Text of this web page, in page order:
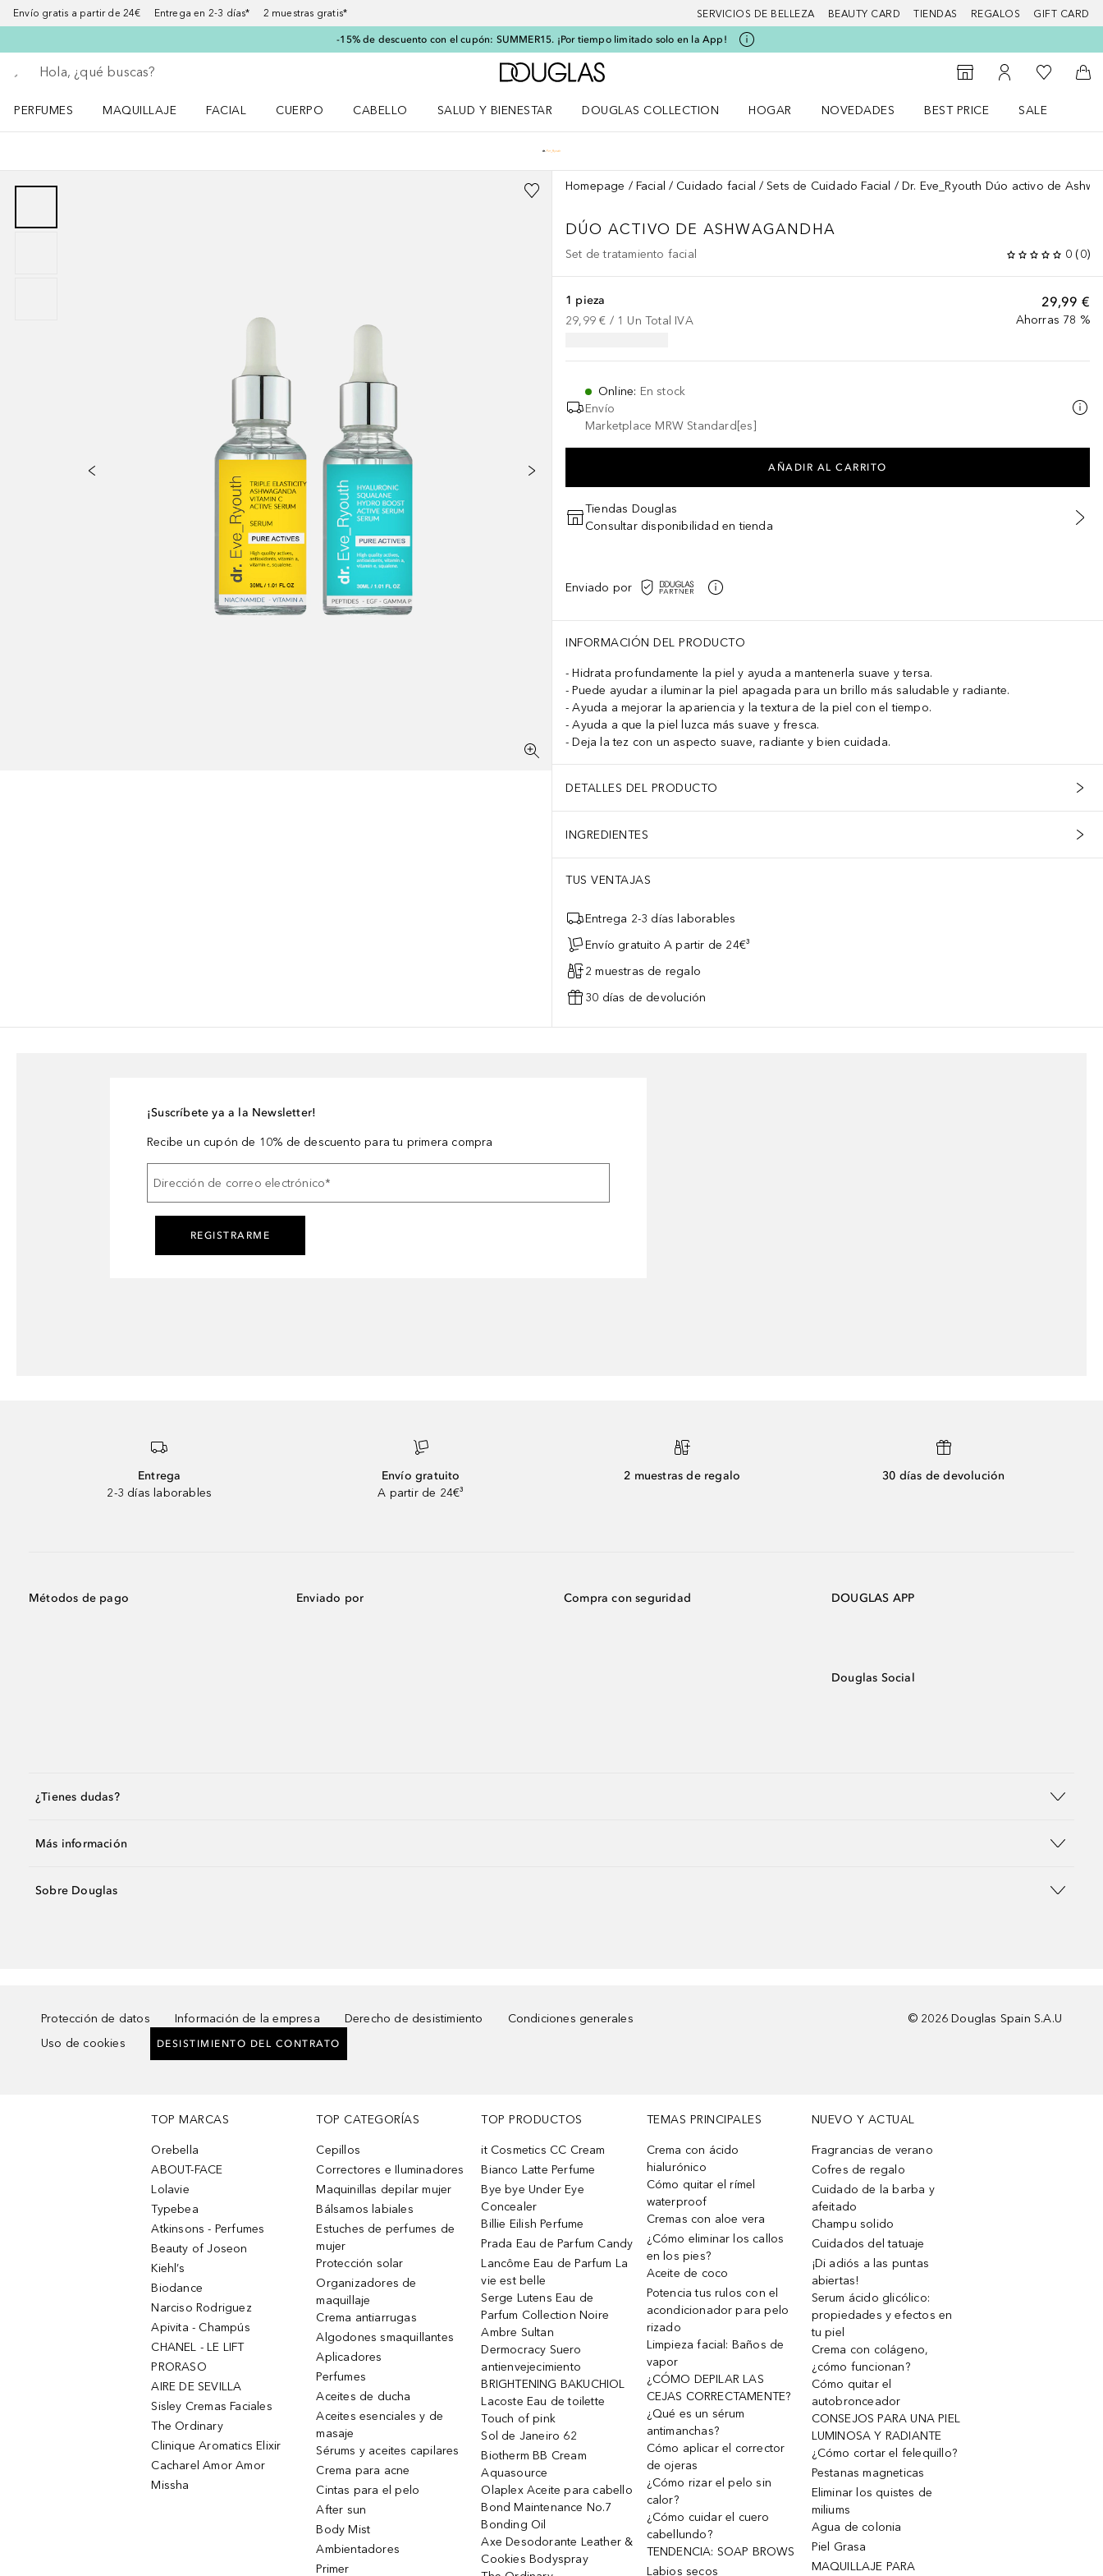
Envío gratis a partir de 24€ Entrega en 2-3 días* 2 muestras gratis* SERVICIOS DE BELLEZA BEAUTY CARD TIENDAS REGALOS GIFT CARD
-15% de descuento con el cupón: SUMMER15. ¡Por tiempo limitado solo en la App!
Regresar
Ejecutar búsqueda
A Douglas Home
Al Storefinder
Mi cuenta
Mi lista de
A
PERFUMES
MAQUILLAJE
FACIAL
CUERPO
CABELLO
SALUD Y BIENESTAR
DOUGLAS COLLECTION
HOGAR
NOVEDADES
BEST PRICE
SALE
Homepage Facial Cuidado facial Sets de Cuidado Facial Dr. Eve_Ryouth Dúo activo de
DÚO ACTIVO DE ASHWAGANDHA
Set de tratamiento facial 0 (0)
29,99 €
Ahorras 78 %
1 pieza
29,99 € / 1 Un Total IVA
Online: En stock
Envío
Marketplace MRW Standard[es]
AÑADIR AL CARRITO
Tiendas Douglas
Consultar disponibilidad en tienda
Enviado por
INFORMACIÓN DEL PRODUCTO
Hidrata profundamente la piel y ayuda a mantenerla suave y tersa.
Puede ayudar a iluminar la piel apagada para un brillo más saludable y radiante.
Ayuda a mejorar la apariencia y la textura de la piel con el tiempo.
Ayuda a que la piel luzca más suave y fresca.
Deja la tez con un aspecto suave, radiante y bien cuidada.
DETALLES DEL PRODUCTO
INGREDIENTES
TUS VENTAJAS
Entrega 2-3 días laborables
Envío gratuito A partir de 24€³
2 muestras de regalo
30 días de devolución
¡Suscríbete ya a la Newsletter!
Recibe un cupón de 10% de descuento para tu primera compra
Dirección de correo electrónico*
REGISTRARME
Entrega
2-3 días laborables
Envío gratuito
A partir de 24€³
2 muestras de regalo 30 días de devolución
Métodos de pago Enviado por Compra con seguridad DOUGLAS APP
Douglas Social
¿Tienes dudas?
Más información
Sobre Douglas
Protección de datos Información de la empresa Derecho de desistimiento
Condiciones generales
Uso de cookies
DESISTIMIENTO DEL CONTRATO
© 2026 Douglas Spain S.A.U
TOP MARCAS
Orebella
ABOUT-FACE
Lolavie
Typebea
Atkinsons - Perfumes
Beauty of Joseon
Kiehl’s
Biodance
Narciso Rodriguez
Apivita - Champús
CHANEL - LE LIFT
PRORASO
AIRE DE SEVILLA
Sisley Cremas Faciales
The Ordinary
Clinique Aromatics Elixir
Cacharel Amor Amor
Missha
TOP CATEGORÍAS
Cepillos
Correctores e Iluminadores
Maquinillas depilar mujer
Bálsamos labiales
Estuches de perfumes de
mujer
Protección solar
Organizadores de
maquillaje
Crema antiarrugas
Algodones smaquillantes
Aplicadores
Perfumes
Aceites de ducha
Aceites esenciales y de
masaje
Sérums y aceites capilares
Crema para acne
Cintas para el pelo
After sun
Body Mist
Ambientadores
Primer
TOP PRODUCTOS
it Cosmetics CC Cream
Bianco Latte Perfume
Bye bye Under Eye
Concealer
Billie Eilish Perfume
Prada Eau de Parfum Candy
Lancôme Eau de Parfum La
vie est belle
Serge Lutens Eau de
Parfum Collection Noire
Ambre Sultan
Dermocracy Suero
antienvejecimiento
BRIGHTENING BAKUCHIOL
Lacoste Eau de toilette
Touch of pink
Sol de Janeiro 62
Biotherm BB Cream
Aquasource
Olaplex Aceite para cabello
Bond Maintenance No.7
Bonding Oil
Axe Desodorante Leather &
Cookies Bodyspray
TEMAS PRINCIPALES
Crema con ácido
hialurónico
Cómo quitar el rímel
waterproof
Cremas con aloe vera
¿Cómo eliminar los callos
en los pies?
Aceite de coco
Potencia tus rulos con el
acondicionador para pelo
rizado
Limpieza facial: Baños de
vapor
¿CÓMO DEPILAR LAS
CEJAS CORRECTAMENTE?
¿Qué es un sérum
antimanchas?
Cómo aplicar el corrector
de ojeras
¿Cómo rizar el pelo sin
calor?
¿Cómo cuidar el cuero
cabellundo?
TENDENCIA: SOAP BROWS
Labios secos
NUEVO Y ACTUAL
Fragrancias de verano
Cofres de regalo
Cuidado de la barba y
afeitado
Champu solido
Cuidados del tatuaje
¡Di adiós a las puntas
abiertas!
Serum ácido glicólico:
propiedades y efectos en
tu piel
Crema con colágeno,
¿cómo funcionan?
Cómo quitar el
autobronceador
CONSEJOS PARA UNA PIEL
LUMINOSA Y RADIANTE
¿Cómo cortar el felequillo?
Pestanas magneticas
Eliminar los quistes de
miliums
Agua de colonia
Piel Grasa
MAQUILLAJE PARA